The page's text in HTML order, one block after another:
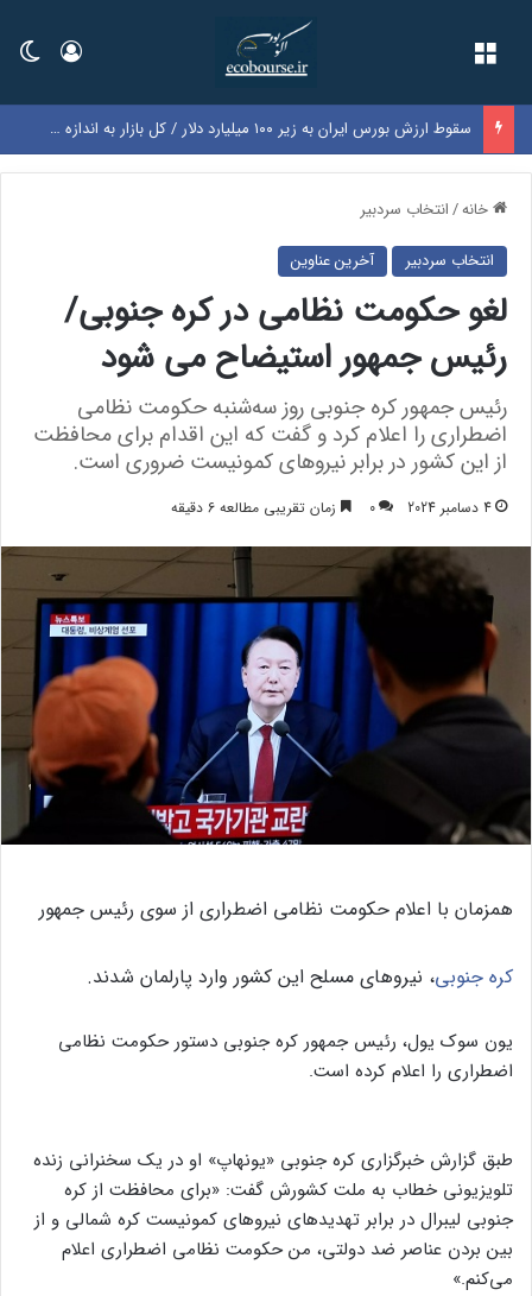
ورود
سقوط ارزش بورس ایران به زیر ۱۰۰ میلیارد دلار / کل بازار به اندازه سود یک‌سال گوگل شد
خانه/انتخاب سردبیر
انتخاب سردبیر آخرین عناوین
لغو حکومت نظامی در کره جنوبی/
رئیس جمهور استیضاح می شود
رئیس جمهور کره جنوبی روز سه‌شنبه حکومت نظامی
اضطراری را اعلام کرد و گفت که این اقدام برای محافظت
از این کشور در برابر نیرو‌های کمونیست ضروری است.
4 دسامبر 2024 0 زمان تقریبی مطالعه 6 دقیقه
همزمان با اعلام حکومت نظامی اضطراری از سوی رئیس جمهور
کره جنوبی، نیرو‌های مسلح این کشور وارد پارلمان شدند.
یون سوک یول، رئیس جمهور کره جنوبی دستور حکومت نظامی
اضطراری را اعلام کرده است.
طبق گزارش خبرگزاری کره جنوبی «یونهاپ» او در یک سخنرانی زنده
تلویزیونی خطاب به ملت کشورش گفت: «برای محافظت از کره
جنوبی لیبرال در برابر تهدید‌های نیرو‌های کمونیست کره شمالی و از
بین بردن عناصر ضد دولتی، من حکومت نظامی اضطراری اعلام
می‌کنم.»